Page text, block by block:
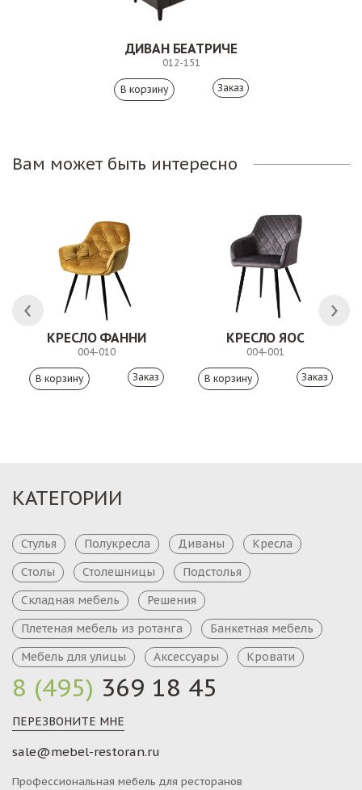
ДИВАН БЕАТРИЧЕ
012-151
Заказ
Вам может быть интересно
КРЕСЛО ФАННИ
004-010
Заказ
КРЕСЛО ЯОС
004-001
Заказ
8 (495) 369 18 45
ПЕРЕЗВОНИТЕ МНЕ
sale@mebel-restoran.ru
Профессиональная мебель для ресторанов
КАТЕГОРИИ
Стулья Полукресла Диваны
Кресла
Столы
Столешницы
Подстолья
Складная мебель
Решения
Плетеная мебель из ротанга
Банкетная мебель
Мебель для улицы
Аксессуары Кровати